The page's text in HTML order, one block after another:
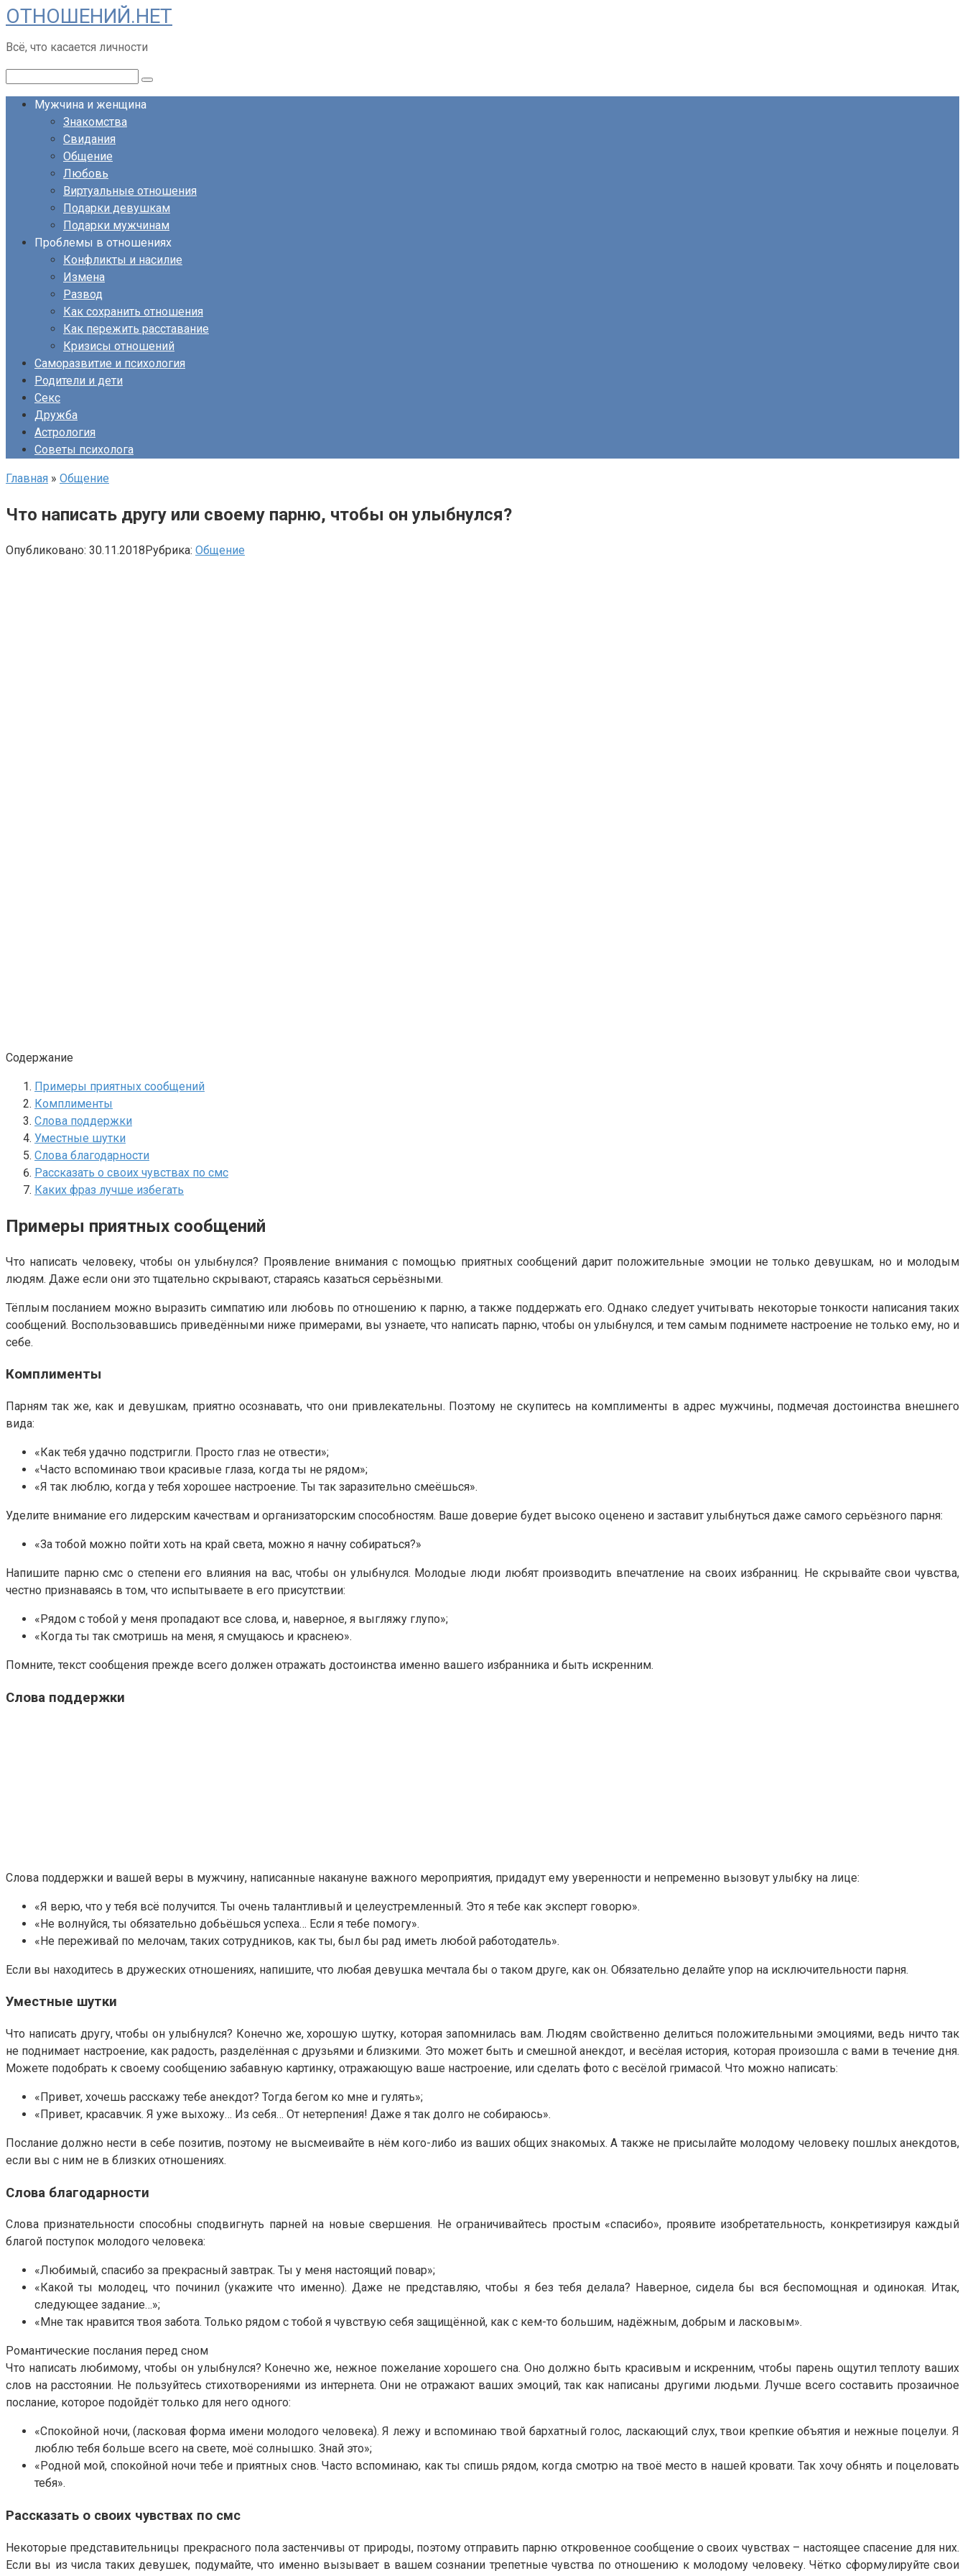
Перейти
к
контенту
ОТНОШЕНИЙ.НЕТ
Всё, что касается личности
Мужчина и женщина
Знакомства
Свидания
Общение
Любовь
Виртуальные отношения
Подарки девушкам
Подарки мужчинам
Проблемы в отношениях
Конфликты и насилие
Измена
Развод
Как сохранить отношения
Как пережить расставание
Кризисы отношений
Саморазвитие и психология
Родители и дети
Секс
Дружба
Астрология
Советы психолога
Главная » Общение
Что написать другу или своему парню, чтобы он улыбнулся?
Опубликовано: 30.11.2018Рубрика: Общение
Содержание
Примеры приятных сообщений
Комплименты
Слова поддержки
Уместные шутки
Слова благодарности
Рассказать о своих чувствах по смс
Каких фраз лучше избегать
Примеры приятных сообщений
Что написать человеку, чтобы он улыбнулся? Проявление внимания с помощью приятных сообщений дарит положительные эмоции не только девушкам, но и молодым
людям. Даже если они это тщательно скрывают, стараясь казаться серьёзными.
Тёплым посланием можно выразить симпатию или любовь по отношению к парню, а также поддержать его. Однако следует учитывать некоторые тонкости написания таких
сообщений. Воспользовавшись приведёнными ниже примерами, вы узнаете, что написать парню, чтобы он улыбнулся, и тем самым поднимете настроение не только ему, но и
себе.
Комплименты
Парням так же, как и девушкам, приятно осознавать, что они привлекательны. Поэтому не скупитесь на комплименты в адрес мужчины, подмечая достоинства внешнего
вида:
«Как тебя удачно подстригли. Просто глаз не отвести»;
«Часто вспоминаю твои красивые глаза, когда ты не рядом»;
«Я так люблю, когда у тебя хорошее настроение. Ты так заразительно смеёшься».
Уделите внимание его лидерским качествам и организаторским способностям. Ваше доверие будет высоко оценено и заставит улыбнуться даже самого серьёзного парня:
«За тобой можно пойти хоть на край света, можно я начну собираться?»
Напишите парню смс о степени его влияния на вас, чтобы он улыбнулся. Молодые люди любят производить впечатление на своих избранниц. Не скрывайте свои чувства,
честно признаваясь в том, что испытываете в его присутствии:
«Рядом с тобой у меня пропадают все слова, и, наверное, я выгляжу глупо»;
«Когда ты так смотришь на меня, я смущаюсь и краснею».
Помните, текст сообщения прежде всего должен отражать достоинства именно вашего избранника и быть искренним.
Слова поддержки
Слова поддержки и вашей веры в мужчину, написанные накануне важного мероприятия, придадут ему уверенности и непременно вызовут улыбку на лице:
«Я верю, что у тебя всё получится. Ты очень талантливый и целеустремленный. Это я тебе как эксперт говорю».
«Не волнуйся, ты обязательно добьёшься успеха… Если я тебе помогу».
«Не переживай по мелочам, таких сотрудников, как ты, был бы рад иметь любой работодатель».
Если вы находитесь в дружеских отношениях, напишите, что любая девушка мечтала бы о таком друге, как он. Обязательно делайте упор на исключительности парня.
Уместные шутки
Что написать другу, чтобы он улыбнулся? Конечно же, хорошую шутку, которая запомнилась вам. Людям свойственно делиться положительными эмоциями, ведь ничто так
не поднимает настроение, как радость, разделённая с друзьями и близкими. Это может быть и смешной анекдот, и весёлая история, которая произошла с вами в течение дня.
Можете подобрать к своему сообщению забавную картинку, отражающую ваше настроение, или сделать фото с весёлой гримасой. Что можно написать:
«Привет, хочешь расскажу тебе анекдот? Тогда бегом ко мне и гулять»;
«Привет, красавчик. Я уже выхожу… Из себя… От нетерпения! Даже я так долго не собираюсь».
Послание должно нести в себе позитив, поэтому не высмеивайте в нём кого-либо из ваших общих знакомых. А также не присылайте молодому человеку пошлых анекдотов,
если вы с ним не в близких отношениях.
Слова благодарности
Слова признательности способны сподвигнуть парней на новые свершения. Не ограничивайтесь простым «спасибо», проявите изобретательность, конкретизируя каждый
благой поступок молодого человека:
«Любимый, спасибо за прекрасный завтрак. Ты у меня настоящий повар»;
«Какой ты молодец, что починил (укажите что именно). Даже не представляю, чтобы я без тебя делала? Наверное, сидела бы вся беспомощная и одинокая. Итак,
следующее задание…»;
«Мне так нравится твоя забота. Только рядом с тобой я чувствую себя защищённой, как с кем-то большим, надёжным, добрым и ласковым».
Романтические послания перед сном
Что написать любимому, чтобы он улыбнулся? Конечно же, нежное пожелание хорошего сна. Оно должно быть красивым и искренним, чтобы парень ощутил теплоту ваших
слов на расстоянии. Не пользуйтесь стихотворениями из интернета. Они не отражают ваших эмоций, так как написаны другими людьми. Лучше всего составить прозаичное
послание, которое подойдёт только для него одного:
«Спокойной ночи, (ласковая форма имени молодого человека). Я лежу и вспоминаю твой бархатный голос, ласкающий слух, твои крепкие объятия и нежные поцелуи. Я
люблю тебя больше всего на свете, моё солнышко. Знай это»;
«Родной мой, спокойной ночи тебе и приятных снов. Часто вспоминаю, как ты спишь рядом, когда смотрю на твоё место в нашей кровати. Так хочу обнять и поцеловать
тебя».
Рассказать о своих чувствах по смс
Некоторые представительницы прекрасного пола застенчивы от природы, поэтому отправить парню откровенное сообщение о своих чувствах – настоящее спасение для них.
Если вы из числа таких девушек, подумайте, что именно вызывает в вашем сознании трепетные чувства по отношению к молодому человеку. Чётко сформулируйте свои